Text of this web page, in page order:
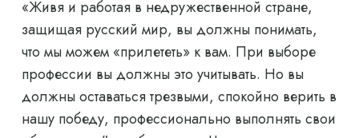
«Живя и работая в недружественной стране,
защищая русский мир, вы должны понимать,
что мы можем «прилететь» к вам. При выборе
профессии вы должны это учитывать. Но вы
должны оставаться трезвыми, спокойно верить в
нашу победу, профессионально выполнять свои